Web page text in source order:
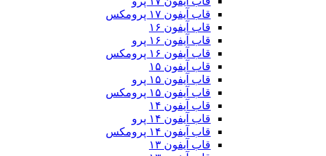
قاب آیفون ۱۷ پرومکس
قاب آیفون ۱۶
قاب آیفون ۱۶ پرو
قاب آیفون ۱۶ پرومکس
قاب آیفون ۱۵
قاب آیفون ۱۵ پرو
قاب آیفون ۱۵ پرومکس
قاب آیفون ۱۴
قاب آیفون ۱۴ پرو
قاب آیفون ۱۴ پرومکس
قاب آیفون ۱۳